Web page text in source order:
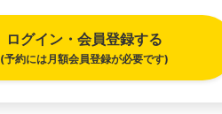
ログイン・会員登録する
(予約には月額会員登録が必要です)